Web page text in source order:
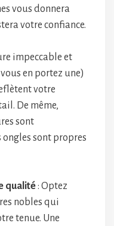
vous donnera
votre confiance.
impeccable et
en portez une)
votre
De même,
sont
sont propres
qualité: Optez
nobles qui
tenue. Une